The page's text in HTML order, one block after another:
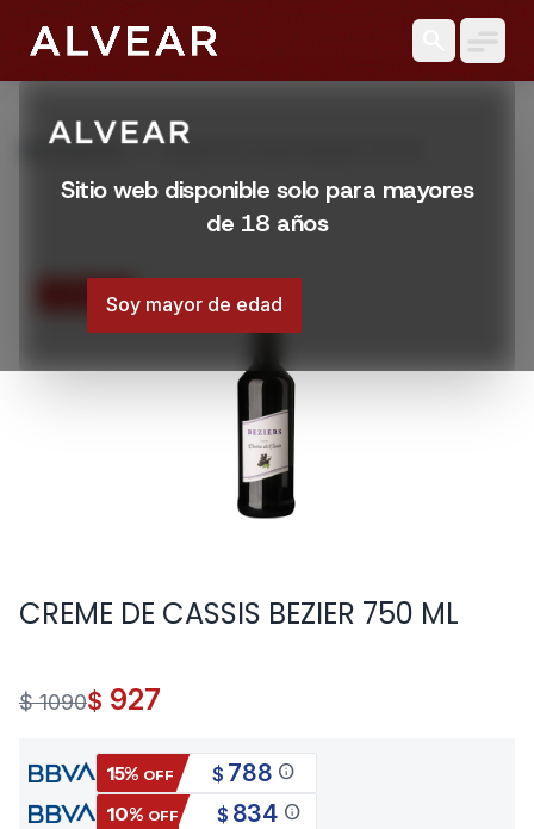
Sitio web disponible solo para mayores
de 18 años
Soy mayor de edad
Productos CREME DE CASSIS BEZIER 750 ML
15% OFF
CREME DE CASSIS BEZIER 750 ML
$ 1090$ 927
15% OFF $ 788 info
10% OFF $ 834 info